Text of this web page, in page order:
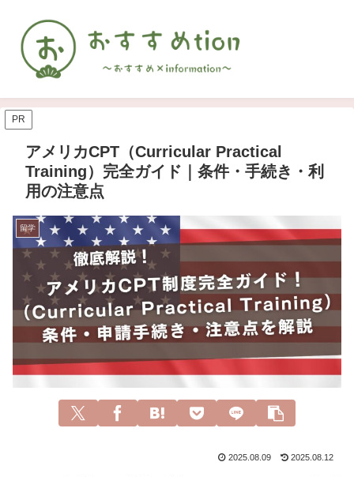
PR
アメリカCPT（Curricular Practical
Training）完全ガイド｜条件・手続き・利
用の注意点
留学
2025.08.09 2025.08.12